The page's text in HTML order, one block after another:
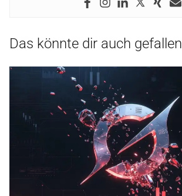
Das könnte dir auch gefallen